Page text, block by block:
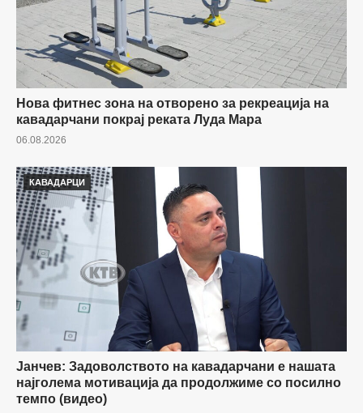
Нова фитнес зона на отворено за рекреација на
кавадарчани покрај реката Луда Мара
06.08.2026
КАВАДАРЦИ
Јанчев: Задоволството на кавадарчани е нашата
најголема мотивација да продолжиме со посилно
темпо (видео)